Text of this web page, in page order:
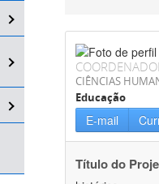
CIÊNCIAS
Educação
E-mail
Título do